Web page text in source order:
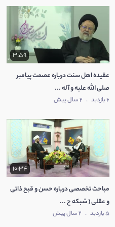
3:59
عقیده اهل سنت درباره عصمت پیامبر
صلی الله علیه و آله ...
6 بازدید . 2 سال پیش
10:34
مباحث تخصصی درباره حسن و قبح ذاتی
و عقلی ( شبکه ح ...
5 بازدید . 2 سال پیش